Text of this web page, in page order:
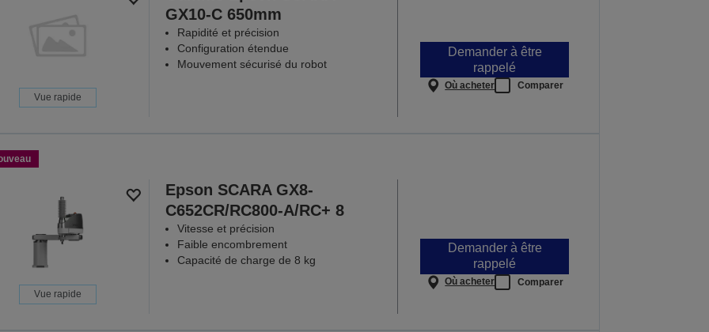
Vue rapide
GX10-C 650mm
Rapidité et précision
Configuration étendue
Mouvement sécurisé du robot
Demander à être
rappelé
Où acheter Comparer
Vue rapide
Epson SCARA GX8-
C652CR/RC800-A/RC+ 8
Vitesse et précision
Faible encombrement
Capacité de charge de 8 kg
Demander à être
rappelé
Où acheter Comparer